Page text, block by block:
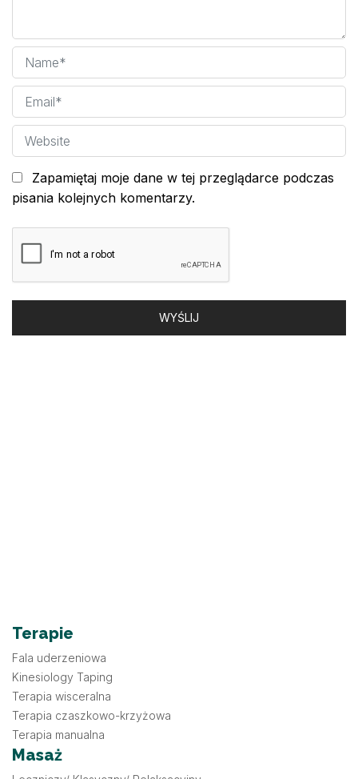
Zapamiętaj moje dane w tej przeglądarce podczas
pisania kolejnych komentarzy.
Terapie
Fala uderzeniowa
Kinesiology Taping
Terapia wisceralna
Terapia czaszkowo-krzyżowa
Terapia manualna
Masaż